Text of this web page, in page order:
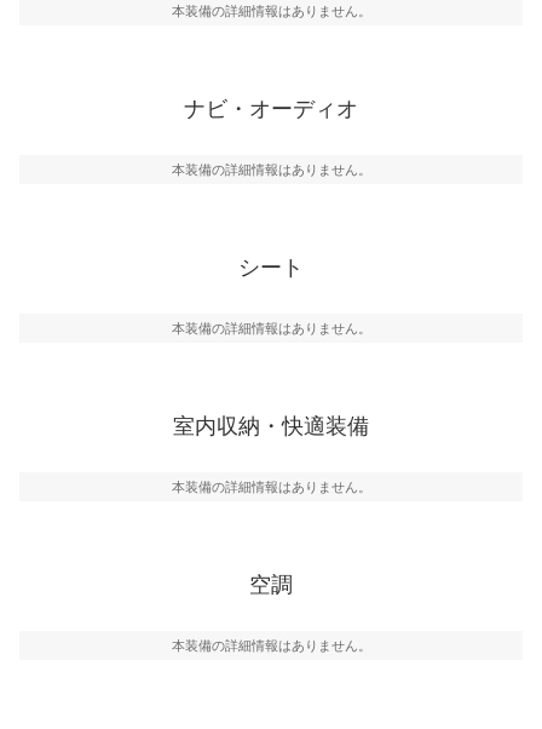
本装備の詳細情報はありません。
ナビ・オーディオ
本装備の詳細情報はありません。
シート
本装備の詳細情報はありません。
室内収納・快適装備
本装備の詳細情報はありません。
空調
本装備の詳細情報はありません。